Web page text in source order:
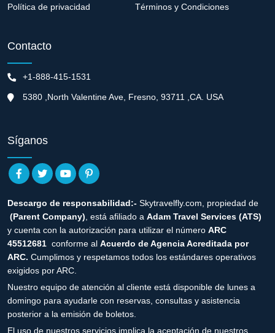
Política de privacidad Términos y Condiciones
Contacto
+1-888-415-1531
5380 ,North Valentine Ave, Fresno, 93711 ,CA. USA
Síganos
Descargo de responsabilidad:- Skytravelfly.com, propiedad de
(Parent Company) , está afiliado a Adam Travel Services (ATS)
y cuenta con la autorización para utilizar el número ARC
45512681 conforme al Acuerdo de Agencia Acreditada por
ARC. Cumplimos y respetamos todos los estándares operativos
exigidos por ARC.
Nuestro equipo de atención al cliente está disponible de lunes a
domingo para ayudarle con reservas, consultas y asistencia
posterior a la emisión de boletos.
El uso de nuestros servicios implica la aceptación de nuestros